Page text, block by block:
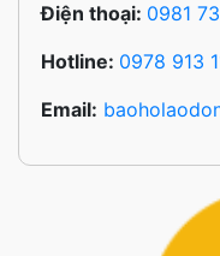
Điện thoại: 0981
Hotline: 0978 913
Email: